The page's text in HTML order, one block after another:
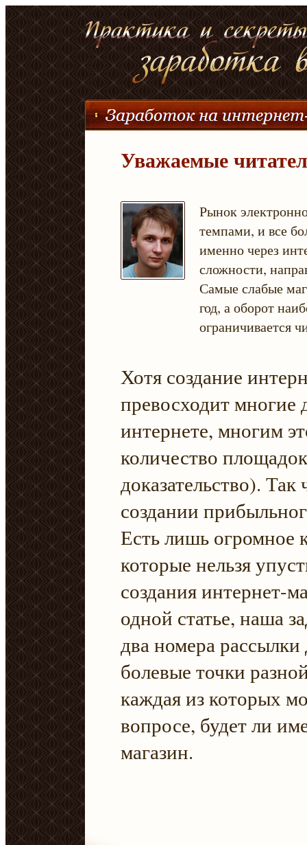
Уважаемые
Рынок
темпами, и все
именно через
сложности,
Самые слабые
год, а оборот
ограничивается
Хотя создание
превосходит многие
интернете, многим
количество
доказательство).
создании
Есть лишь огромное
которые нельзя
создания интернет-
одной статье, наша
два номера рассылки
болевые точки
каждая из которых
вопросе, будет ли
магазин.